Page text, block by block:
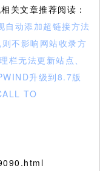
关文章推荐阅读：
动添加超链接方法
不影响网站收录方
无法更新站点、
升级到8.7版
TO